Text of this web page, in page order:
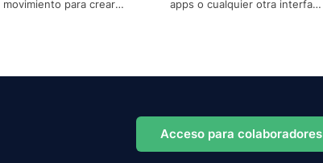
movimiento para crear
apps o cualquier otra interfaz
Acceso para colaboradores